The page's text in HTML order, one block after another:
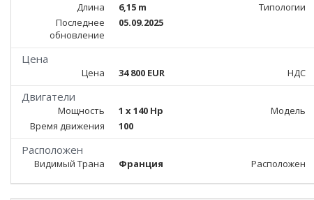
Длина 6,15 m Типологии
Последнее
обновление
05.09.2025
Цена
Цена 34 800 EUR НДС
Двигатели
Мощность 1 x 140 Hp Модель
Время движения
100
Расположен
Видимый Трана Франция Расположен